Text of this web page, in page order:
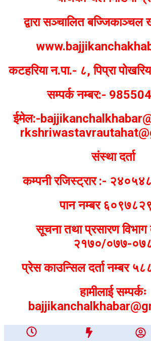
द्वारा सञ्चालित
कटहरिया न.पा.- ८, पिप्रा
सम्पर्क नम्बर:-
ईमेल:-
संस्था दर्ता
कम्पनी रजिस्ट्रार :-
पान नम्बर
सूचना तथा प्रसारण विभाग
२१७०/०७७-
प्रेस काउन्सिल दर्ता नम्बर
हामीलाई सम्पर्कः